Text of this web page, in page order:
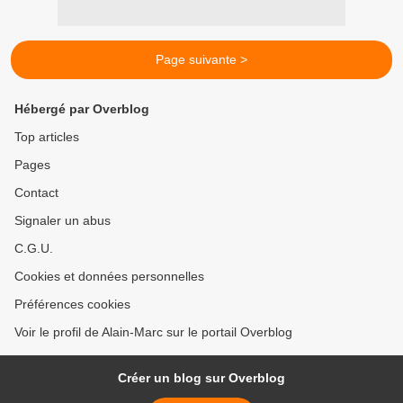
Page suivante >
Hébergé par Overblog
Top articles
Pages
Contact
Signaler un abus
C.G.U.
Cookies et données personnelles
Préférences cookies
Voir le profil de Alain-Marc sur le portail Overblog
Créer un blog sur Overblog